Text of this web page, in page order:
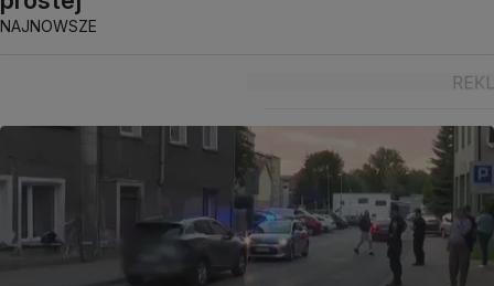
NAJNOWSZE